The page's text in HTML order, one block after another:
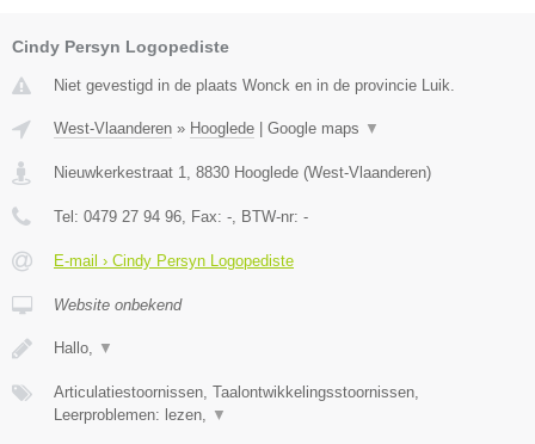
Cindy Persyn Logopediste
Niet gevestigd in de plaats Wonck en in de provincie Luik.
West-Vlaanderen » Hooglede | Google maps ▼
Nieuwkerkestraat 1 8830 Hooglede (West-Vlaanderen)
Tel: 0479 27 94 96 , Fax: - , BTW-nr: -
E-mail › Cindy Persyn Logopediste
Website onbekend
Hallo, ▼
Articulatiestoornissen, Taalontwikkelingsstoornissen,
Leerproblemen: lezen,
▼